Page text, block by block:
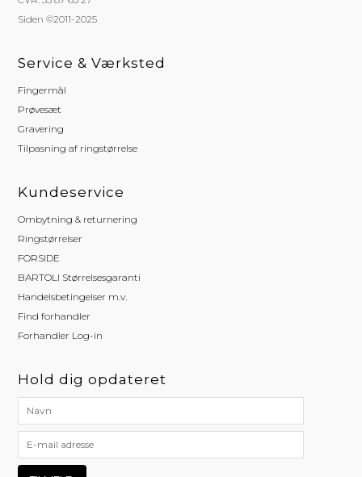
Siden ©2011-2025
Service & Værksted
Fingermål
Prøvesæt
Gravering
Tilpasning af ringstørrelse
Kundeservice
Ombytning & returnering
Ringstørrelser
FORSIDE
BARTOLI Størrelsesgaranti
Handelsbetingelser m.v.
Find forhandler
Forhandler Log-in
Hold dig opdateret